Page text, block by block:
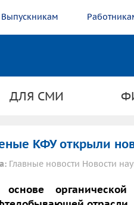
Выпускникам
ДЛЯ СМИ
КФУ открыли
Главные новости Новости